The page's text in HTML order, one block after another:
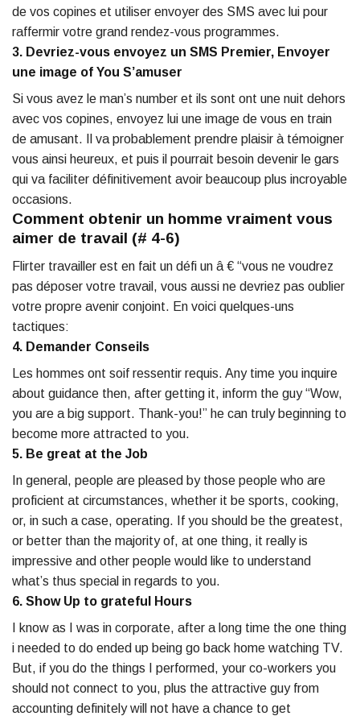
de vos copines et utiliser envoyer des SMS avec lui pour
raffermir votre grand rendez-vous programmes.
3. Devriez-vous envoyez un SMS Premier, Envoyer
une image of You S’amuser
Si vous avez le man’s number et ils sont ont une nuit dehors
avec vos copines, envoyez lui une image de vous en train
de amusant. Il va probablement prendre plaisir à témoigner
vous ainsi heureux, et puis il pourrait besoin devenir le gars
qui va faciliter définitivement avoir beaucoup plus incroyable
occasions.
Comment obtenir un homme vraiment vous
aimer de travail (# 4-6)
Flirter travailler est en fait un défi un â € “vous ne voudrez
pas déposer votre travail, vous aussi ne devriez pas oublier
votre propre avenir conjoint. En voici quelques-uns
tactiques:
4. Demander Conseils
Les hommes ont soif ressentir requis. Any time you inquire
about guidance then, after getting it, inform the guy “Wow,
you are a big support. Thank-you!” he can truly beginning to
become more attracted to you.
5. Be great at the Job
In general, people are pleased by those people who are
proficient at circumstances, whether it be sports, cooking,
or, in such a case, operating. If you should be the greatest,
or better than the majority of, at one thing, it really is
impressive and other people would like to understand
what’s thus special in regards to you.
6. Show Up to grateful Hours
I know as I was in corporate, after a long time the one thing
i needed to do ended up being go back home watching TV.
But, if you do the things I performed, your co-workers you
should not connect to you, plus the attractive guy from
accounting definitely will not have a chance to get